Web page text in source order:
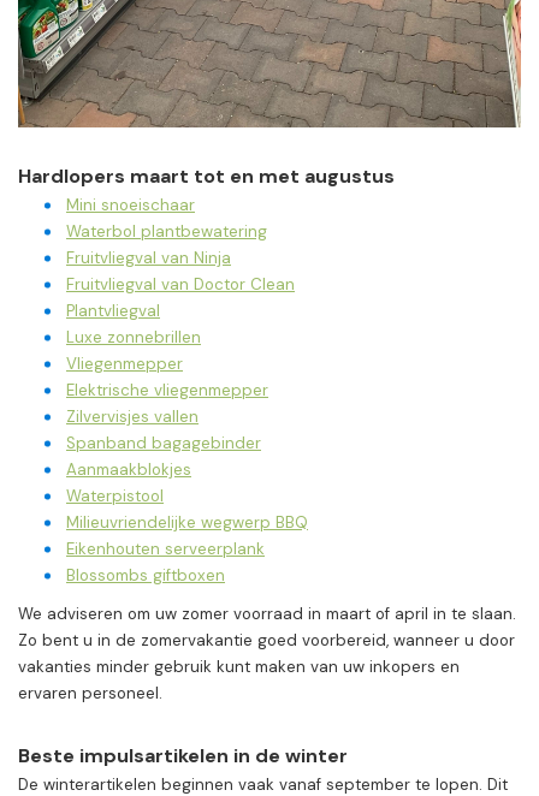
Hardlopers maart tot en met augustus
Mini snoeischaar
Waterbol plantbewatering
Fruitvliegval van Ninja
Fruitvliegval van Doctor Clean
Plantvliegval
Luxe zonnebrillen
Vliegenmepper
Elektrische vliegenmepper
Zilvervisjes vallen
Spanband bagagebinder
Aanmaakblokjes
Waterpistool
Milieuvriendelijke wegwerp BBQ
Eikenhouten serveerplank
Blossombs giftboxen
We adviseren om uw zomer voorraad in maart of april in te slaan.
Zo bent u in de zomervakantie goed voorbereid, wanneer u door
vakanties minder gebruik kunt maken van uw inkopers en
ervaren personeel.
Beste impulsartikelen in de winter
De winterartikelen beginnen vaak vanaf september te lopen. Dit